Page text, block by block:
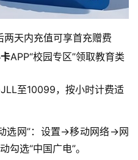
两天内充值可享首充赠费
APP“校园专区”领取教育类
至10099，按小时计费适
选网”：设置→移动网络→网
选“中国广电”。